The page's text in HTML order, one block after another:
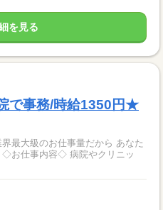
を見る
で事務/時給1350円★
最大級のお仕事量だから あなた